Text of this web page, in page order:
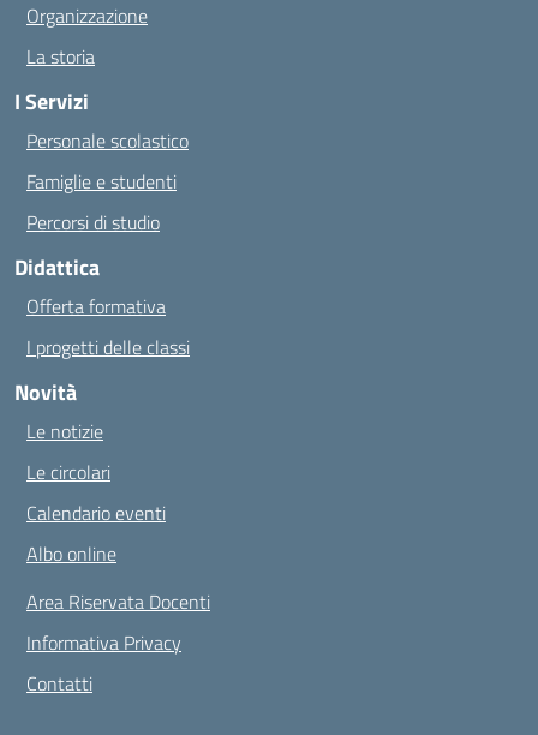
Organizzazione
La storia
I Servizi
Personale scolastico
Famiglie e studenti
Percorsi di studio
Didattica
Offerta formativa
I progetti delle classi
Novità
Le notizie
Le circolari
Calendario eventi
Albo online
Area Riservata Docenti
Informativa Privacy
Contatti